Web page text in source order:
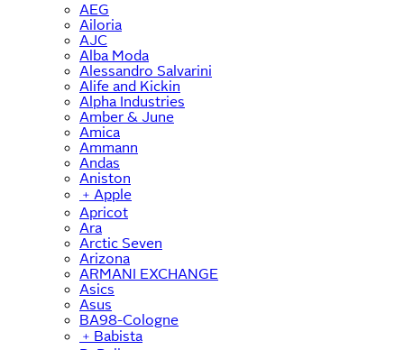
AEG
Ailoria
AJC
Alba Moda
Alessandro Salvarini
Alife and Kickin
Alpha Industries
Amber & June
Amica
Ammann
Andas
Aniston
﹢ Apple
Apricot
Ara
Arctic Seven
Arizona
ARMANI EXCHANGE
Asics
Asus
BA98-Cologne
﹢ Babista